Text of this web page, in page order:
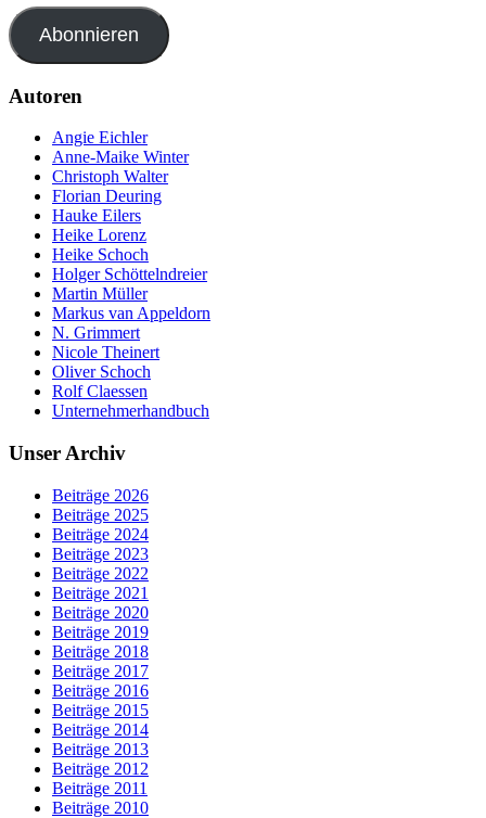
Abonnieren
Autoren
Angie Eichler
Anne-Maike Winter
Christoph Walter
Florian Deuring
Hauke Eilers
Heike Lorenz
Heike Schoch
Holger Schöttelndreier
Martin Müller
Markus van Appeldorn
N. Grimmert
Nicole Theinert
Oliver Schoch
Rolf Claessen
Unternehmerhandbuch
Unser Archiv
Beiträge 2026
Beiträge 2025
Beiträge 2024
Beiträge 2023
Beiträge 2022
Beiträge 2021
Beiträge 2020
Beiträge 2019
Beiträge 2018
Beiträge 2017
Beiträge 2016
Beiträge 2015
Beiträge 2014
Beiträge 2013
Beiträge 2012
Beiträge 2011
Beiträge 2010